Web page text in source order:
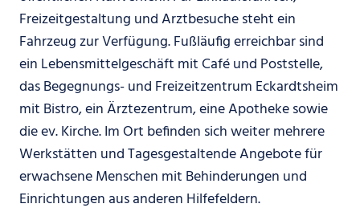
Freizeitgestaltung und Arztbesuche steht ein
Fahrzeug zur Verfügung. Fußläufig erreichbar sind
ein Lebensmittelgeschäft mit Café und Poststelle,
das Begegnungs- und Freizeitzentrum Eckardtsheim
mit Bistro, ein Ärztezentrum, eine Apotheke sowie
die ev. Kirche. Im Ort befinden sich weiter mehrere
Werkstätten und Tagesgestaltende Angebote für
erwachsene Menschen mit Behinderungen und
Einrichtungen aus anderen Hilfefeldern.